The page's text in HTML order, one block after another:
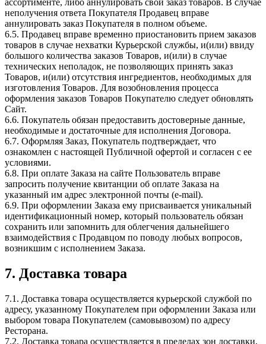
неполучения ответа Покупателя Продавец вправе
аннулировать заказ Покупателя в полном объеме.
6.5. Продавец вправе временно приостановить прием заказов
товаров в случае нехватки Курьерской службы, и(или) ввиду
большого количества заказов Товаров, и(или) в случае
технических неполадок, не позволяющих принять заказ
Товаров, и(или) отсутствия ингредиентов, необходимых для
изготовления Товаров. Для возобновления процесса
оформления заказов Товаров Покупателю следует обновлять
Сайт.
6.6. Покупатель обязан предоставить достоверные данные,
необходимые и достаточные для исполнения Договора.
6.7. Оформляя Заказ, Покупатель подтверждает, что
ознакомлен с настоящей Публичной офертой и согласен с ее
условиями.
6.8. При оплате Заказа на сайте Пользователь вправе
запросить получение квитанции об оплате Заказа на
указанный им адрес электронной почты (e-mail).
6.9. При оформлении Заказа ему присваивается уникальный
идентификационный номер, который пользователь обязан
сохранить или запомнить для облегчения дальнейшего
взаимодействия с Продавцом по поводу любых вопросов,
возникшим с исполнением Заказа.
7. Доставка товара
7.1. Доставка товара осуществляется курьерской службой по
адресу, указанному Покупателем при оформлении Заказа или
выбором товара Покупателем (самовывозом) по адресу
Ресторана.
7.2. Доставка товара осуществляется в пределах зон доставки,